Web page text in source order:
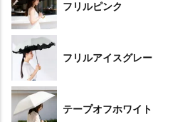
フリルピンク
フリルアイスグレー
テープオフホワイト